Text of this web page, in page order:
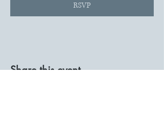
RSVP
Share this event